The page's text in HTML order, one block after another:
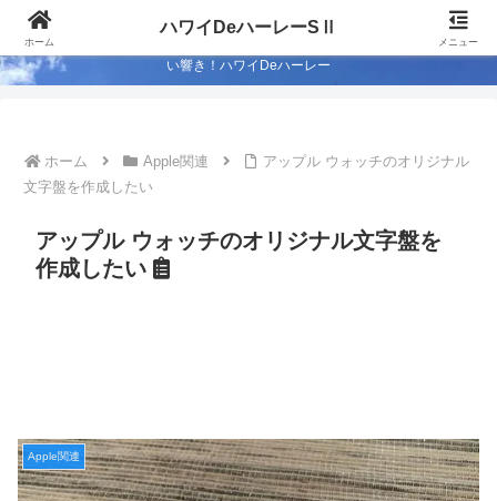
Season-Ⅱ 50歳も半ば…ハワイでハーレー ライフを満喫するため低予算カス
タム？ 2代目のストリートグライドで週末はライド！ 蒼い海…蒼い空…心地よ
い響き！ハワイDeハーレー
ホーム Apple関連
アップル ウォッチのオリジナル
文字盤を作成したい
アップル ウォッチのオリジナル文字盤を
作成したい
Apple関連
ホーム
ハワイDeハーレーSⅡ
メニュー